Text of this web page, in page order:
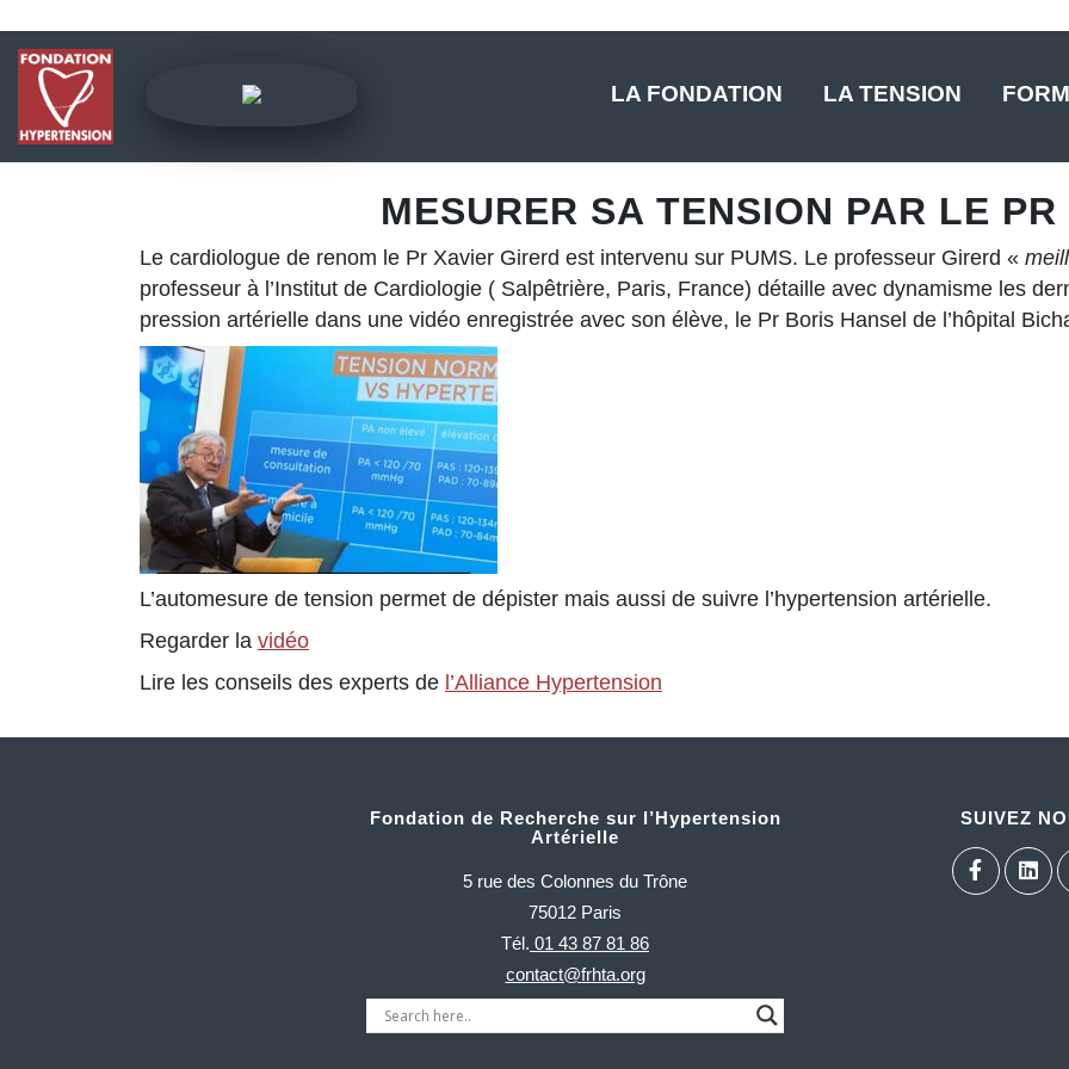
LA FONDATION LA TENSION
MESURER SA TENSION PAR LE PR
Le cardiologue de renom le Pr Xavier Girerd est intervenu sur PUMS. Le professeur Girerd «
professeur à l’Institut de Cardiologie ( Salpêtrière, Paris, France) détaille avec dynamisme les
pression artérielle dans une vidéo enregistrée avec son élève, le Pr Boris Hansel de l’hôpital
L’automesure de tension permet de dépister mais aussi de suivre l’hypertension artérielle.
Regarder la vidéo
Lire les conseils des experts de l’Alliance Hypertension
Fondation de Recherche sur l’Hypertension
Artérielle
5 rue des Colonnes du Trône
75012 Paris
Tél. 01 43 87 81 86
contact@frhta.org
SUIVEZ